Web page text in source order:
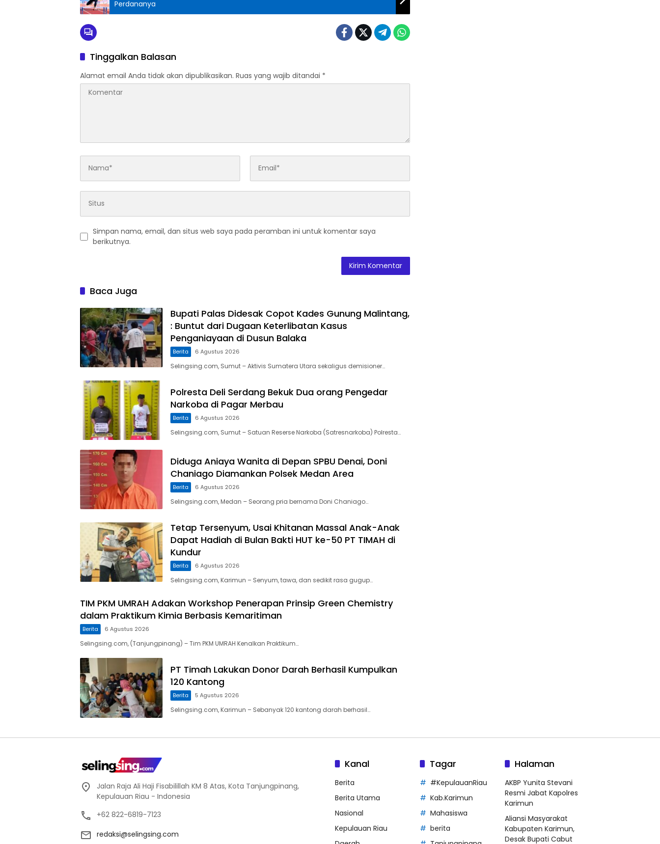
Perdananya
Tinggalkan Balasan
Alamat email Anda tidak akan dipublikasikan. Ruas yang wajib ditandai *
Simpan nama, email, dan situs web saya pada peramban ini untuk komentar saya
berikutnya.
Baca Juga
Bupati Palas Didesak Copot Kades Gunung Malintang,
: Buntut dari Dugaan Keterlibatan Kasus
Penganiayaan di Dusun Balaka
Berita 6 Agustus 2026
Selingsing.com, Sumut – Aktivis Sumatera Utara sekaligus demisioner…
Polresta Deli Serdang Bekuk Dua orang Pengedar
Narkoba di Pagar Merbau
Berita 6 Agustus 2026
Selingsing.com, Sumut – Satuan Reserse Narkoba (Satresnarkoba) Polresta…
Diduga Aniaya Wanita di Depan SPBU Denai, Doni
Chaniago Diamankan Polsek Medan Area
Berita 6 Agustus 2026
Selingsing.com, Medan – Seorang pria bernama Doni Chaniago…
Tetap Tersenyum, Usai Khitanan Massal Anak-Anak
Dapat Hadiah di Bulan Bakti HUT ke-50 PT TIMAH di
Kundur
Berita 6 Agustus 2026
Selingsing.com, Karimun – Senyum, tawa, dan sedikit rasa gugup…
TIM PKM UMRAH Adakan Workshop Penerapan Prinsip Green Chemistry
dalam Praktikum Kimia Berbasis Kemaritiman
Berita 6 Agustus 2026
Selingsing.com, (Tanjungpinang) – Tim PKM UMRAH Kenalkan Praktikum…
PT Timah Lakukan Donor Darah Berhasil Kumpulkan
120 Kantong
Berita 5 Agustus 2026
Selingsing.com, Karimun – Sebanyak 120 kantong darah berhasil…
Jalan Raja Ali Haji Fisabilillah KM 8 Atas, Kota Tanjungpinang,
Kepulauan Riau - Indonesia
+62 822-6819-7123
redaksi@selingsing.com
Kanal
Berita
Berita Utama
Nasional
Kepulauan Riau
Tagar
#KepulauanRiau
Kab.Karimun
Mahasiswa
berita
Halaman
AKBP Yunita Stevani
Resmi Jabat Kapolres
Karimun
Aliansi Masyarakat
Kabupaten Karimun,
Desak Bupati Cabut